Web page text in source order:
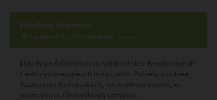
Eläinfysio Adalmiina
Fastintie 175, 04500 Kellokoski, Tuusula
Eläinfysio Adalmiinassa työskentelee fysioterapeutti
/ eläinfysioterapeutti Irina Luoto. Palvelu sijaitsee
Tuusulassa Kellokoskella, rauhallinen sijainti, ei
muita koiria / lemmikkejä samassa...